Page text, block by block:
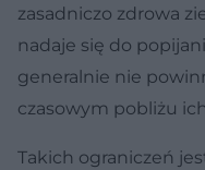
zasadniczo zdrowa
nadaje się do
generalnie nie
czasowym pobliżu
Takich ograniczeń